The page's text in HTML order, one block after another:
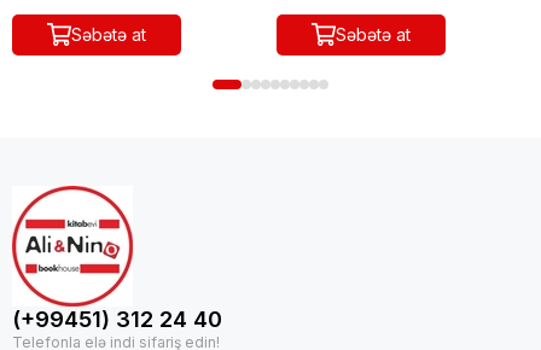
Səbətə at Səbətə at
(+99451) 312 24 40